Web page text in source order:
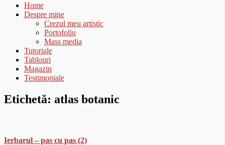
Home
Despre mine
Crezul meu artistic
Portofoliu
Mass media
Tutoriale
Tablouri
Magazin
Testimoniale
Etichetă: atlas botanic
Ierbarul – pas cu pas (2)